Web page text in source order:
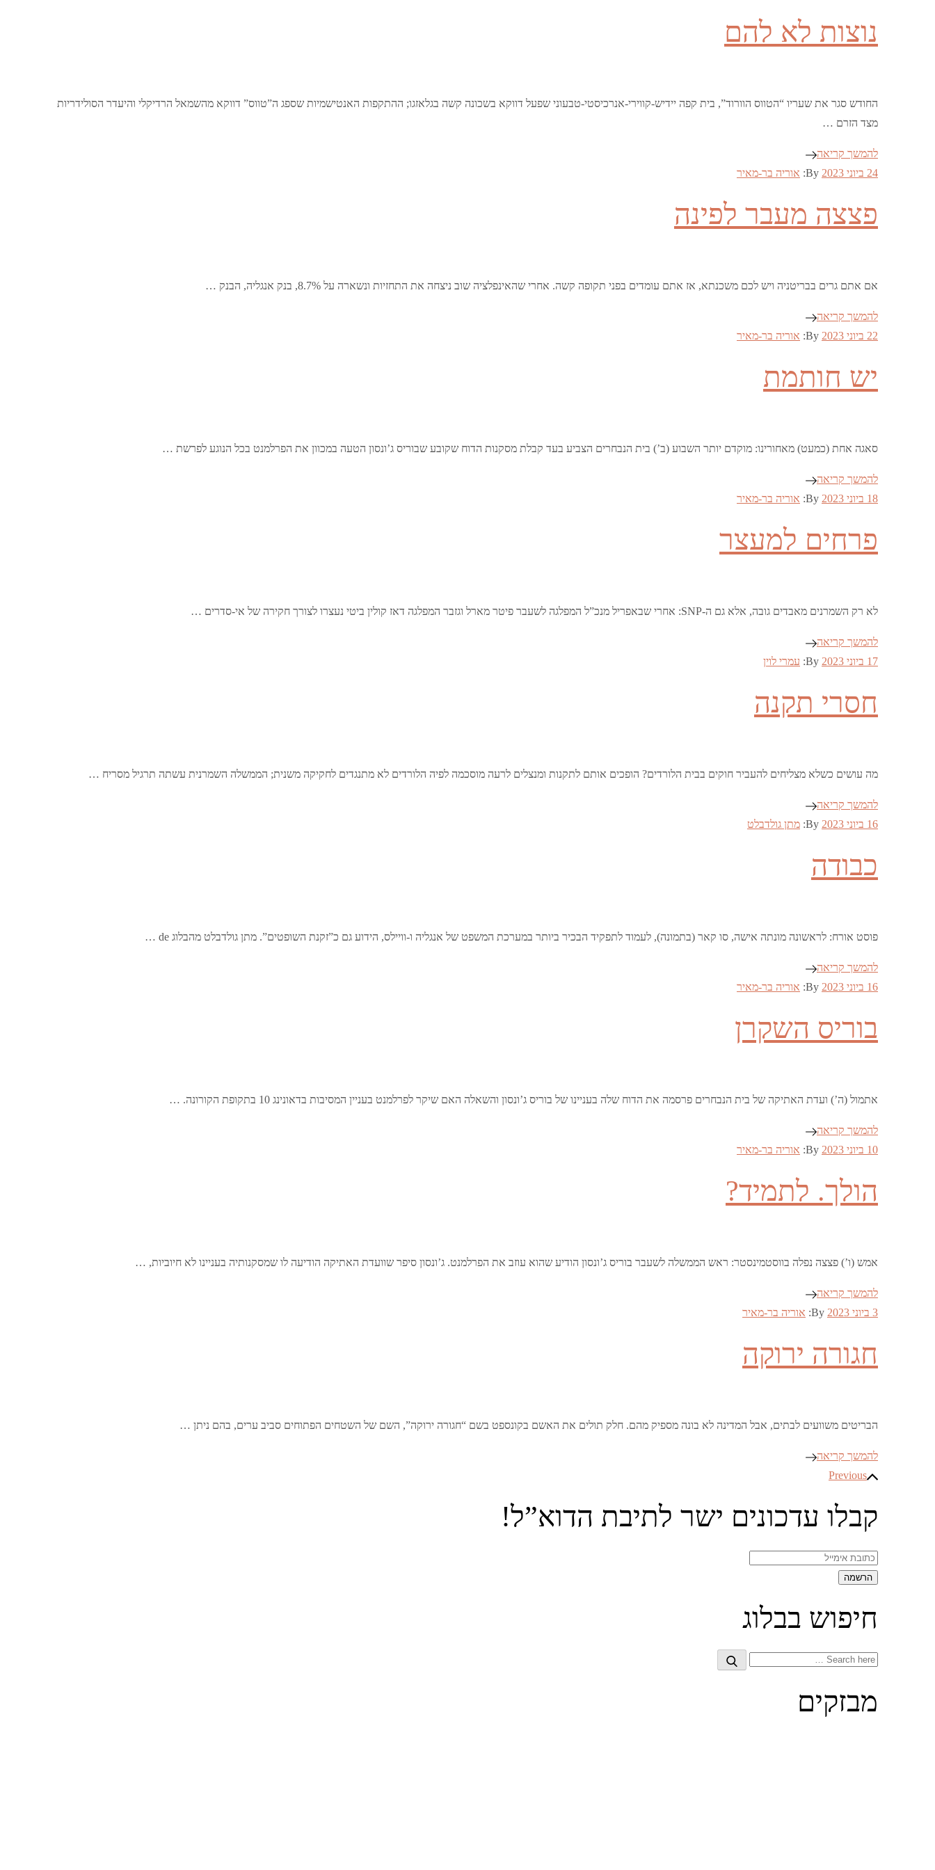
נוצות לא להם
החודש סגר את שעריו “הטווס הוורוד”, בית קפה יידיש-קווירי-אנרכיסטי-טבעוני שפעל דווקא בשכונה קשה בגלאזגו; ההתקפות האנטישמיות שספג ה”טווס” דווקא מהשמאל הרדיקלי והיעדר הסולידריות
מצד הזרם …
להמשך קריאה
Posted
24 ביוני 2023 By: אוריה בר-מאיר
פצצה מעבר לפינה
אם אתם גרים בבריטניה ויש לכם משכנתא, אז אתם עומדים בפני תקופה קשה. אחרי שהאינפלציה שוב ניצחה את התחזיות ונשארה על 8.7%, בנק אנגליה, הבנק …
להמשך קריאה
Posted
22 ביוני 2023 By: אוריה בר-מאיר
יש חותמת
סאגה אחת (כמעט) מאחורינו: מוקדם יותר השבוע (ב’) בית הנבחרים הצביע בעד קבלת מסקנות הדוח שקובע שבוריס ג’ונסון הטעה במכוון את הפרלמנט בכל הנוגע לפרשת …
להמשך קריאה
Posted
18 ביוני 2023 By: אוריה בר-מאיר
פרחים למעצר
לא רק השמרנים מאבדים גובה, אלא גם ה-SNP: אחרי שבאפריל מנכ”ל המפלגה לשעבר פיטר מארל וגזבר המפלגה דאז קולין ביטי נעצרו לצורך חקירה של אי-סדרים …
להמשך קריאה
Posted
17 ביוני 2023 By: עמרי לוין
חסרי תקנה
מה עושים כשלא מצליחים להעביר חוקים בבית הלורדים? הופכים אותם לתקנות ומנצלים לרעה מוסכמה לפיה הלורדים לא מתנגדים לחקיקה משנית; הממשלה השמרנית עשתה תרגיל מסריח …
להמשך קריאה
Posted
16 ביוני 2023 By: מתן גולדבלט
כבודה
פוסט אורח: לראשונה מונתה אישה, סו קאר (בתמונה), לעמוד לתפקיד הבכיר ביותר במערכת המשפט של אנגליה ו-וויילס, הידוע גם כ”זקנת השופטים”. מתן גולדבלט מהבלוג de …
להמשך קריאה
Posted
16 ביוני 2023 By: אוריה בר-מאיר
בוריס השקרן
אתמול (ה’) ועדת האתיקה של בית הנבחרים פרסמה את הדוח שלה בעניינו של בוריס ג’ונסון והשאלה האם שיקר לפרלמנט בעניין המסיבות בדאונינג 10 בתקופת הקורונה. …
להמשך קריאה
Posted
10 ביוני 2023 By: אוריה בר-מאיר
הולך. לתמיד?
אמש (ו’) פצצה נפלה בווסטמינסטר: ראש הממשלה לשעבר בוריס ג’ונסון הודיע שהוא עוזב את הפרלמנט. ג’ונסון סיפר שוועדת האתיקה הודיעה לו שמסקנותיה בעניינו לא חיוביות, …
להמשך קריאה
Posted
3 ביוני 2023 By: אוריה בר-מאיר
חגורה ירוקה
הבריטים משוועים לבתים, אבל המדינה לא בונה מספיק מהם. חלק תולים את האשם בקונספט בשם “חגורה ירוקה”, השם של השטחים הפתוחים סביב ערים, בהם ניתן …
להמשך קריאה
ניווט
Previous
קבלו עדכונים ישר לתיבת הדוא”ל!
חיפוש בבלוג
Search
Search
מבזקים